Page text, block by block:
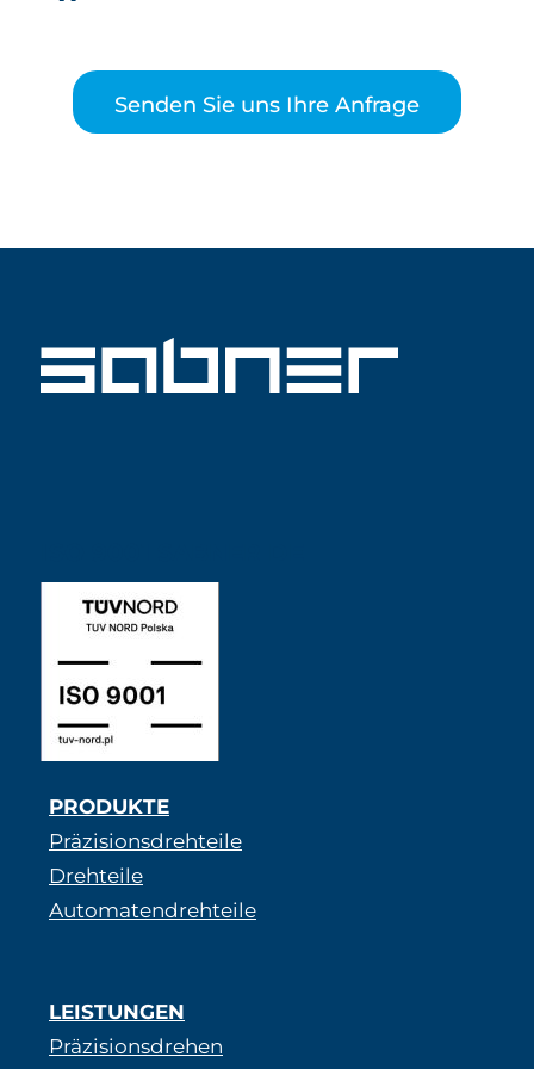
Senden Sie uns Ihre Anfrage
PRODUKTE
Präzisionsdrehteile
Drehteile
Automatendrehteile
LEISTUNGEN
Präzisionsdrehen